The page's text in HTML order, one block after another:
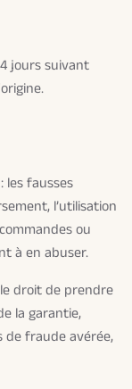
jours suivant
les fausses
l’utilisation
ou
à en abuser.
droit de prendre
la garantie,
de fraude avérée,